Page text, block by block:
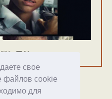
свое
файлов cookie
для
51